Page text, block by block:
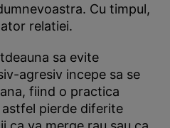
Cu timpul,
relatiei.
sa evite
agresiv incepe sa se
fiind o practica
pierde diferite